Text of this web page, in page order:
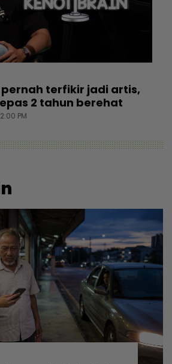
terfikir jadi artis,
2 tahun berehat
PM